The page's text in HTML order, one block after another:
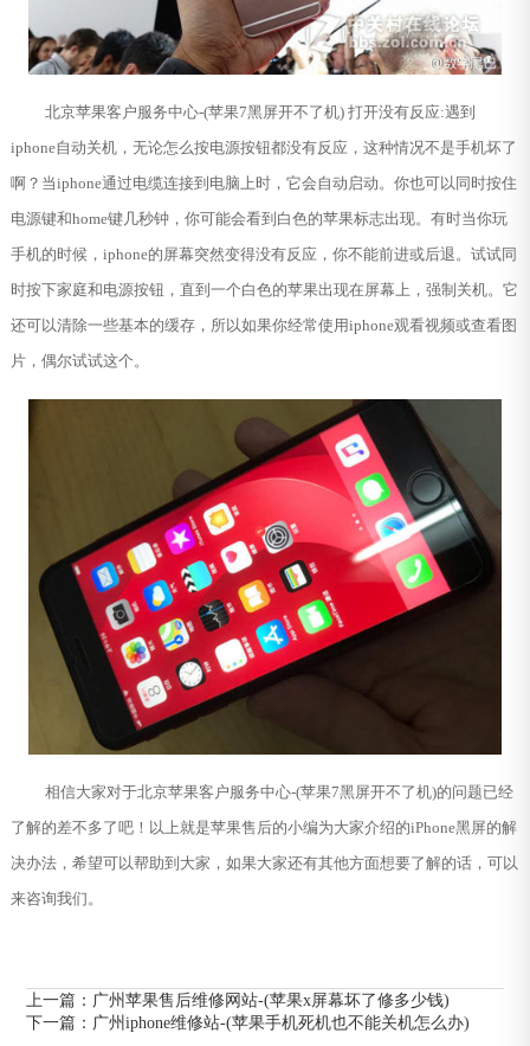
北京苹果客户服务中心-(苹果7黑屏开不了机) 打开没有反应:遇到
iphone自动关机，无论怎么按电源按钮都没有反应，这种情况不是手机坏了
啊？当iphone通过电缆连接到电脑上时，它会自动启动。你也可以同时按住
电源键和home键几秒钟，你可能会看到白色的苹果标志出现。有时当你玩
手机的时候，iphone的屏幕突然变得没有反应，你不能前进或后退。试试同
时按下家庭和电源按钮，直到一个白色的苹果出现在屏幕上，强制关机。它
还可以清除一些基本的缓存，所以如果你经常使用iphone观看视频或查看图
片，偶尔试试这个。
相信大家对于北京苹果客户服务中心-(苹果7黑屏开不了机)的问题已经
了解的差不多了吧！以上就是苹果售后的小编为大家介绍的iPhone黑屏的解
决办法，希望可以帮助到大家，如果大家还有其他方面想要了解的话，可以
来咨询我们。
上一篇： 广州苹果售后维修网站-(苹果x屏幕坏了修多少钱)
下一篇： 广州iphone维修站-(苹果手机死机也不能关机怎么办)